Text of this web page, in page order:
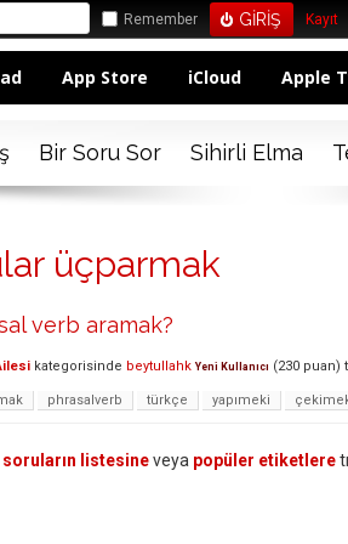
Remember Kayıt
App Store iCloud Apple
Bir Soru Sor Sihirli Elma
üçparmak
verb aramak?
kategorisinde beytullahk Yeni Kullanıcı (230 puan)
phrasalverb türkçe yapımeki
listesineveya popüler etiketlere